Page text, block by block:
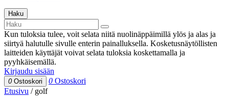
Haku
Kun tuloksia tulee, voit selata niitä nuolinäppäimillä ylös ja alas ja
siirtyä halutulle sivulle enterin painalluksella. Kosketusnäytöllisten
laitteiden käyttäjät voivat selata tuloksia koskettamalla ja
pyyhkäisemällä.
Kirjaudu sisään
0 Ostoskori 0 Ostoskori
Etusivu / golf